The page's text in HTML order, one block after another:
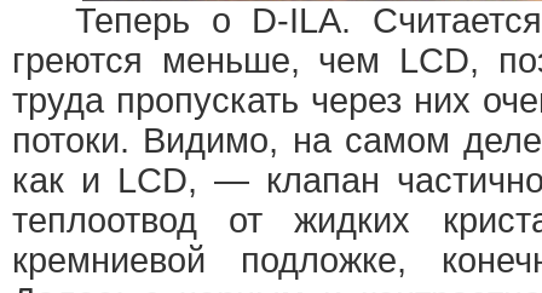
Теперь о D-ILA.
греются меньше, чем LCD,
труда пропускать через них
потоки. Видимо, на самом
как и LCD, — клапан
теплоотвод от жидких
кремниевой подложке,